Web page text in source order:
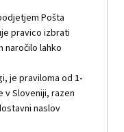
Pošta
pravico izbrati
naročilo lahko
je praviloma od 1-
v Sloveniji, razen
naslov